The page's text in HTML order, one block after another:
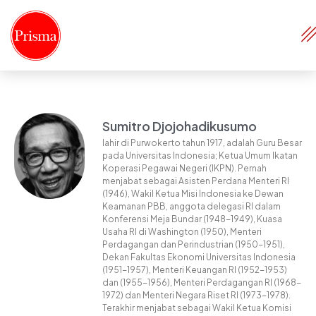
Sumitro Djojohadikusumo
lahir di Purwokerto tahun 1917, adalah Guru Besar
pada Universitas Indonesia; Ketua Umum Ikatan
Koperasi Pegawai Negeri (IKPN). Pernah
menjabat sebagai Asisten Perdana Menteri RI
(1946), Wakil Ketua Misi Indonesia ke Dewan
Keamanan PBB, anggota delegasi RI dalam
Konferensi Meja Bundar (1948-1949), Kuasa
Usaha RI di Washington (1950), Menteri
Perdagangan dan Perindustrian (1950-1951),
Dekan Fakultas Ekonomi Universitas Indonesia
(1951-1957), Menteri Keuangan RI (1952-1953)
dan (1955-1956), Menteri Perdagangan RI (1968-
1972) dan Menteri Negara Riset RI (1973-1978).
Terakhir menjabat sebagai Wakil Ketua Komisi